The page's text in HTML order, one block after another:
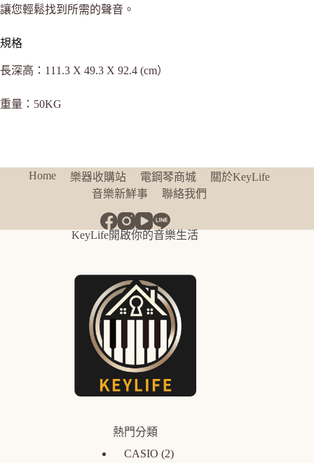
讓您輕鬆找到所需的聲音。
規格
長深高：111.3 X 49.3 X 92.4 (cm）
重量：50KG
Home 樂器收購站 電鋼琴商城
關於KeyLife
音樂新鮮事
聯絡我們
KeyLife開啟你的音樂生活
熱門分類
CASIO 2